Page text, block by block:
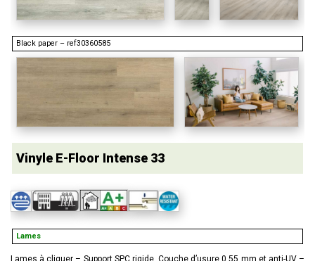
Black paper – ref30360585
Vinyle E-Floor Intense 33
Lames
Lames à cliquer – Support SPC rigide. Couche d’usure 0.55 mm et anti-UV –